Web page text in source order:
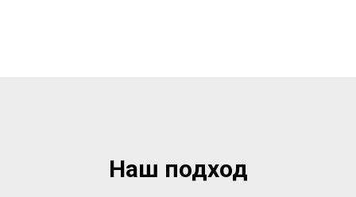
Наш подход